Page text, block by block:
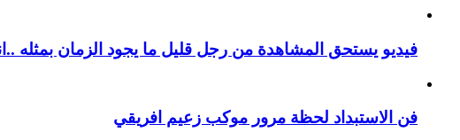
فيديو يستحق المشاهدة من رجل قليل ما يجود الزمان بمثله
فن الاستبداد لحظة مرور موكب زعيم افريقي